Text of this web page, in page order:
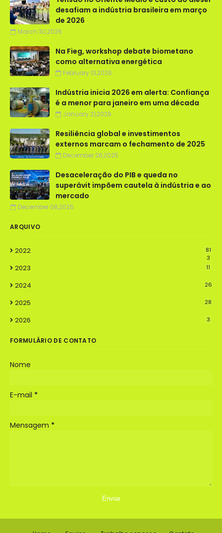
desafiam a indústria brasileira em março
de 2026
March 30,2026
Na Fieg, workshop debate biometano
como alternativa energética
February 13,2026
Indústria inicia 2026 em alerta: Confiança
é a menor para janeiro em uma década
January 21,2026
Resiliência global e investimentos
externos marcam o fechamento de 2025
December 26,2025
Desaceleração do PIB e queda no
superávit impõem cautela à indústria e ao
mercado
December 08,2025
ARQUIVO
2022
81
3
2023 11
2024 26
2025 28
2026 3
FORMULÁRIO DE CONTATO
Nome
E-mail *
Mensagem *